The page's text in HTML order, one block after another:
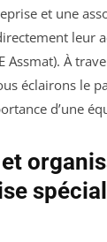
et une
leur
Assmat). À
éclairons le
d’une